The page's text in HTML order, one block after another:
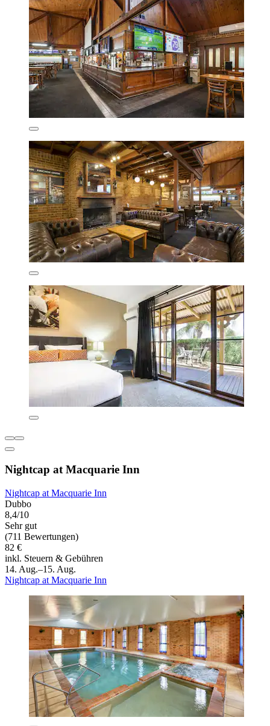
Nightcap at Macquarie Inn
Nightcap at Macquarie Inn
Dubbo
8,4/10
Sehr gut
(711 Bewertungen)
82 €
inkl. Steuern & Gebühren
14. Aug.–15. Aug.
Nightcap at Macquarie Inn